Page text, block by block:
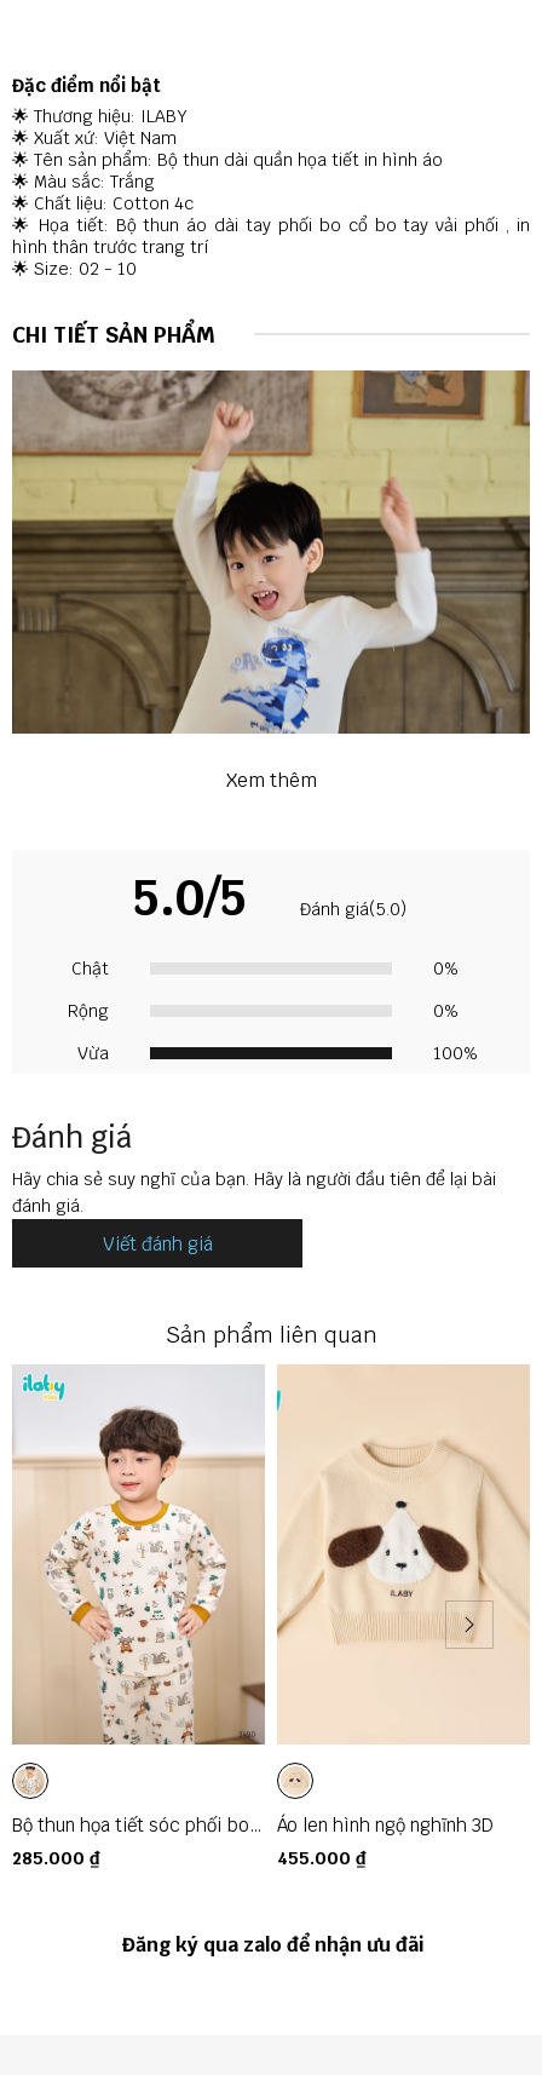
Đặc điểm nổi bật
🌟 Thương hiệu: ILABY
🌟 Xuất xứ: Việt Nam
🌟 Tên sản phẩm: Bộ thun dài quần họa tiết in hình áo
🌟 Màu sắc: Trắng
🌟 Chất liệu: Cotton 4c
🌟 Họa tiết: Bộ thun áo dài tay phối bo cổ bo tay vải phối , in
hình thân trước trang trí
🌟 Size: 02 - 10
CHI TIẾT SẢN PHẨM
🌟 Thương hiệu: ILABY
🌟 Xuất xứ: Việt Nam
🌟 Tên sản phẩm: Bộ thun dài quần họa tiết in hình áo
🌟 Chất liệu: Cotton 4c
🌟 Họa tiết: Bộ thun áo dài tay phối bo cổ bo tay vải phối , in
hình thân trước trang trí
🌟 Size: 02 - 10
Xem thêm
5.0/5 Đánh giá(5.0)
Chật
0%
Rộng
0%
Vừa
100%
Đánh giá
Hãy chia sẻ suy nghĩ của bạn. Hãy là người đầu tiên để lại bài
đánh giá.
Viết đánh giá
Sản phẩm liên quan
Bộ thun họa tiết sóc phối bo
màu
285.000 ₫
Áo len hình ngộ nghĩnh 3D
455.000 ₫
Đăng ký qua zalo để nhận ưu đãi